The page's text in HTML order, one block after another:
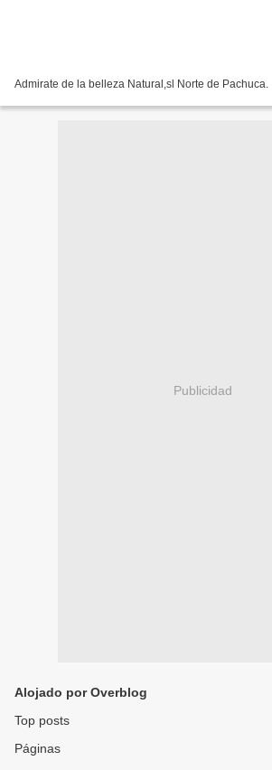
Admirate de la belleza Natural,sl Norte de Pachuca.
Publicidad
Alojado por Overblog
Top posts
Páginas